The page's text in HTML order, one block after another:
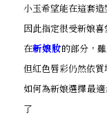
小玉希望能在這套
因此指定很受新娘喜
在新娘妝的部分，
但紅色唇彩仍然依
如何為新娘選擇最
了